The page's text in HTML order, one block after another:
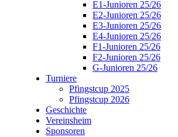
E1-Junioren 25/26
E2-Junioren 25/26
E3-Junioren 25/26
E4-Junioren 25/26
F1-Junioren 25/26
F2-Junioren 25/26
G-Junioren 25/26
Turniere
Pfingstcup 2025
Pfingstcup 2026
Geschichte
Vereinsheim
Sponsoren